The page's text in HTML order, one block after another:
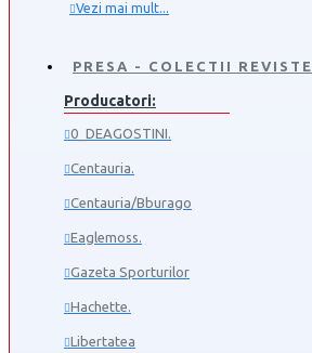
Vezi mai mult...
PRESA - COLECTII REVISTE
Producatori:
0_DEAGOSTINI.
Centauria.
Centauria/Bburago
Eaglemoss.
Gazeta Sporturilor
Hachette.
Libertatea